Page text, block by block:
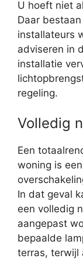
U hoeft niet
Daar
installateurs
adviseren in
installatie
regeling.
Volledig
Een
woning is
In dat geval
een volledig
aangepast
bepaalde
terras, terwijl